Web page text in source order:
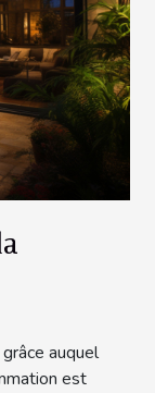
auquel
est